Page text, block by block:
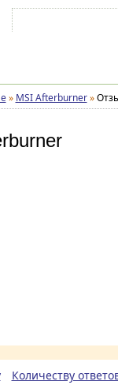
» MSI Afterburner »
Количеству